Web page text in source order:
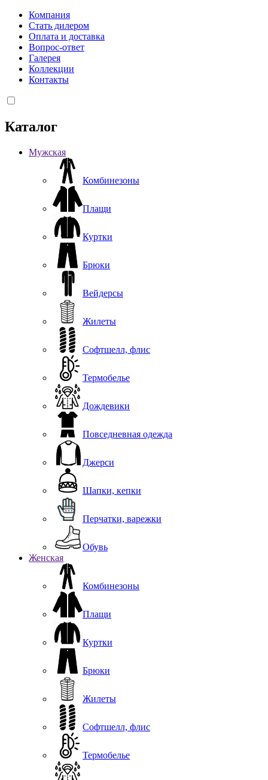
Компания
Стать дилером
Оплата и доставка
Вопрос-ответ
Галерея
Коллекции
Контакты
Каталог
Мужская
Комбинезоны
Плащи
Куртки
Брюки
Вейдерсы
Жилеты
Софтшелл, флис
Термобелье
Дождевики
Повседневная одежда
Джерси
Шапки, кепки
Перчатки, варежки
Обувь
Женская
Комбинезоны
Плащи
Куртки
Брюки
Жилеты
Софтшелл, флис
Термобелье